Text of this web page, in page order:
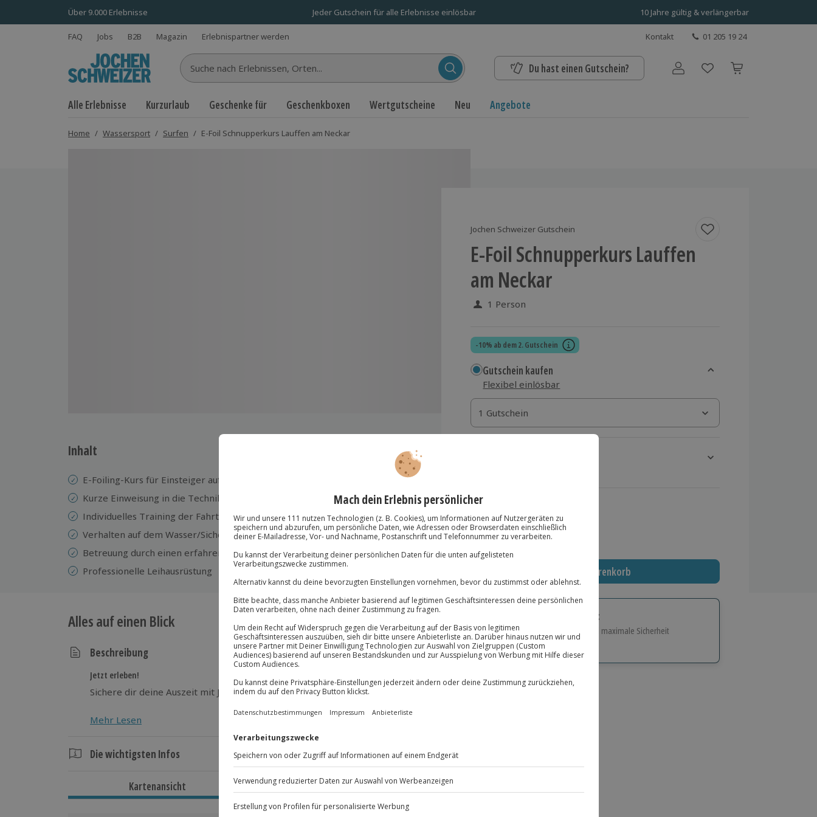
Über 9.000 Erlebnisse Jeder Gutschein für alle Erlebnisse einlösbar 10 Jahre gültig & verlängerbar
FAQ Jobs B2B Magazin Erlebnispartner werden Kontakt 01 205 19 24
Suche nach Erlebnissen... Du hast einen Gutschein? Benutzerkonto
Alle Erlebnisse Kurzurlaub Geschenke für Geschenkboxen Wertgutscheine Neu Angebote
Home / Wassersport / Surfen / E-Foil Schnupperkurs Lauffen am Neckar
Jochen Schweizer Gutschein
E-Foil Schnupperkurs Lauffen
am Neckar
1 Person
-10% ab dem 2. Gutschein
Gutschein kaufen
Flexibel einlösbar
1 Gutschein
1 Gutschein
1 Gutschein
188,90 €
zzgl. Versand(inkl. MwSt.)
In den Warenkorb
Immer das richtige Geschenk:
Große Auswahl, volle Flexibilität und maximale Sicherheit
Große Auswahl
Volle Flexibilität
Inhalt
E-Foiling-Kurs für Einsteiger auf dem Neckar
Kurze Einweisung in die Technik des Boards
Individuelles Training der Fahrtechnik mit schnellen Erfolgen
Verhalten auf dem Wasser/Sicherheitsregeln
Betreuung durch einen erfahrenen Instruktor
Professionelle Leihausrüstung
Alles auf einen Blick
Beschreibung
Jetzt erleben!
Sichere dir deine Auszeit mit Jochen Schweizer.
Mehr Lesen
Die wichtigsten Infos
Gesamtdauer: ca. 1,5 Stunden
Reine Erlebnisdauer: ca. 75 Minuten
Kartenansicht Listenansicht
© OpenStreetMaps